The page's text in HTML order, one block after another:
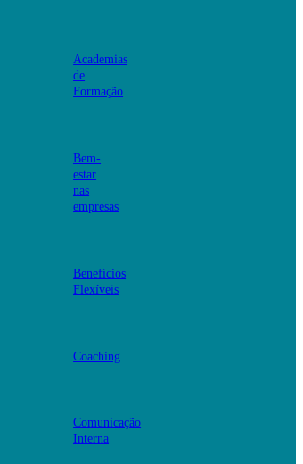
Academias
de
Formação
Bem-
estar
nas
empresas
Benefícios
Flexíveis
Coaching
Comunicação
Interna